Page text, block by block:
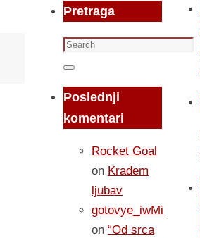
Pretraga
Search
for:
Search
Poslednji
komentari
Rocket Goal
on Kradem
ljubav
gotovye_iwMi
on “Od srca